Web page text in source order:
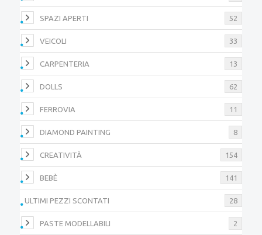
SPAZI APERTI 52
VEICOLI 33
CARPENTERIA 13
DOLLS 62
FERROVIA 11
DIAMOND PAINTING 8
CREATIVITÀ 154
BEBÈ 141
ULTIMI PEZZI SCONTATI 28
PASTE MODELLABILI 2